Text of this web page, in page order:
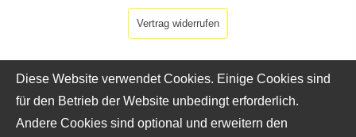
Vertrag widerrufen
Diese Website verwendet Cookies. Einige Cookies sind
für den Betrieb der Website unbedingt erforderlich.
Andere Cookies sind optional und erweitern den